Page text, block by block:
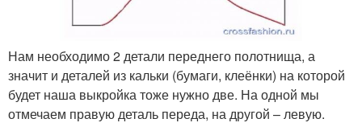
Нам необходимо 2 детали переднего полотнища, а
значит и деталей из кальки (бумаги, клеёнки) на которой
будет наша выкройка тоже нужно две. На одной мы
отмечаем правую деталь переда, на другой – левую.